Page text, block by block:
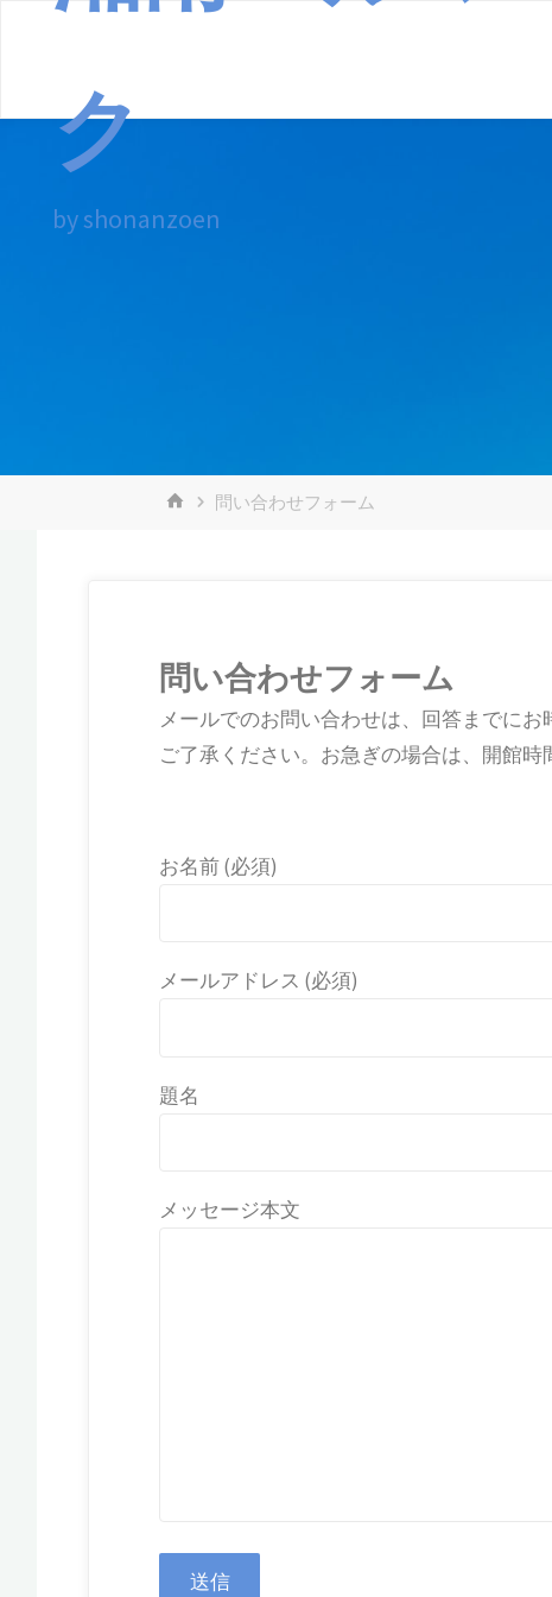
ン
ク
by shonanzoen
ホ 問い合わせフォーム
問い合わせフォーム
メールでのお問い合わせは、回答までにお
ご了承ください。お急ぎの場合は、開館時
お名前 (必須)
メールアドレス (必須)
題名
メッセージ本文